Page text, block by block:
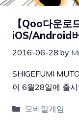
【Qoo다운로
iOS/Android
2016-06-28 by
SHIGEFUMI
이 6월28일에 출
모바일게임